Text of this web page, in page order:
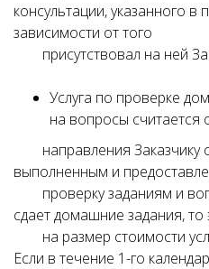
консультации, указанного в
зависимости от того
присутствовал на ней
Услуга по проверке
на вопросы считается
направления Заказчику
выполненным и
проверку заданиям и
сдает домашние задания, то
на размер стоимости
Если в течение 1-го